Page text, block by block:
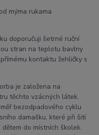
mýma rukama
doporučuji šetrné ruční
stran na teplotu bavlny
kontaktu žehličky s
je založena na
těchto vzácných látek.
bezodpadového cyklu
damašku, které při šití
do místních školek.